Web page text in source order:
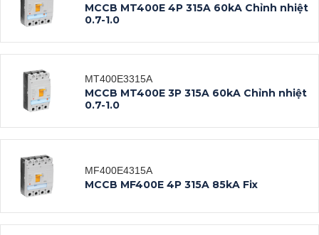
Xem tất cả
Datasheet
Xem tất cả
MCCB MT400E 4P 315A 60kA Chỉnh nhiệt
0.7-1.0
MT400E3315A
MCCB MT400E 3P 315A 60kA Chỉnh nhiệt
0.7-1.0
MF400E4315A
MCCB MF400E 4P 315A 85kA Fix